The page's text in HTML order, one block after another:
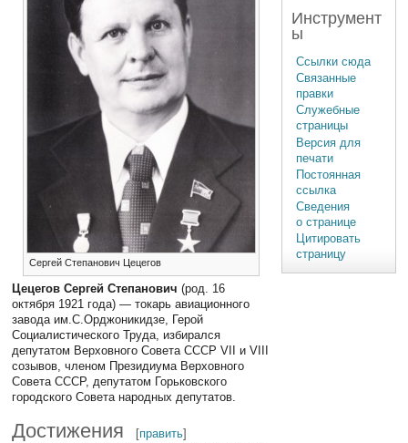
Сергей Степанович Цецегов
Цецегов Сергей Степанович (род. 16
октября 1921 года) — токарь авиационного
завода им.С.Орджоникидзе, Герой
Социалистического Труда, избирался
депутатом Верховного Совета СССР VII и VIII
созывов, членом Президиума Верховного
Совета СССР, депутатом Горьковского
городского Совета народных депутатов.
Достижения [править]
Инструмент
ы
Ссылки сюда
Связанные
правки
Служебные
страницы
Версия для
печати
Постоянная
ссылка
Сведения
о странице
Цитировать
страницу